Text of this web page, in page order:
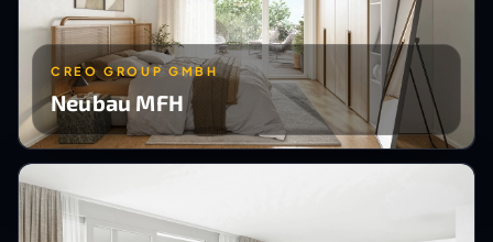
CREO GROUP GMBH
Neubau MFH